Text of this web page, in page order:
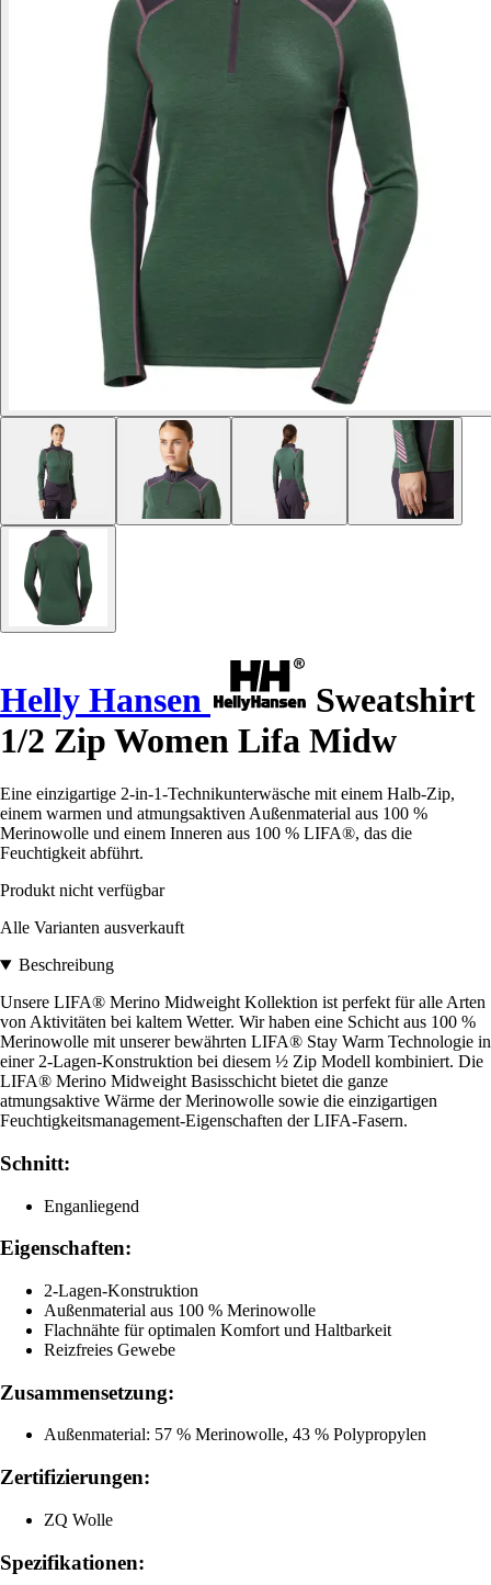
Helly Hansen
Sweatshirt
1/2 Zip Women Lifa Midw
Eine einzigartige 2-in-1-Technikunterwäsche mit einem Halb-Zip,
einem warmen und atmungsaktiven Außenmaterial aus 100 %
Merinowolle und einem Inneren aus 100 % LIFA®, das die
Feuchtigkeit abführt.
Produkt nicht verfügbar
Alle Varianten ausverkauft
Beschreibung
Unsere LIFA® Merino Midweight Kollektion ist perfekt für alle Arten
von Aktivitäten bei kaltem Wetter. Wir haben eine Schicht aus 100 %
Merinowolle mit unserer bewährten LIFA® Stay Warm Technologie in
einer 2-Lagen-Konstruktion bei diesem ½ Zip Modell kombiniert. Die
LIFA® Merino Midweight Basisschicht bietet die ganze
atmungsaktive Wärme der Merinowolle sowie die einzigartigen
Feuchtigkeitsmanagement-Eigenschaften der LIFA-Fasern.
Schnitt:
Enganliegend
Eigenschaften:
2-Lagen-Konstruktion
Außenmaterial aus 100 % Merinowolle
Flachnähte für optimalen Komfort und Haltbarkeit
Reizfreies Gewebe
Zusammensetzung:
Außenmaterial: 57 % Merinowolle, 43 % Polypropylen
Zertifizierungen:
ZQ Wolle
Spezifikationen: